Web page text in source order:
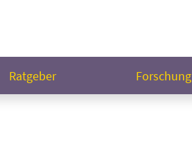
Ratgeber Forschung